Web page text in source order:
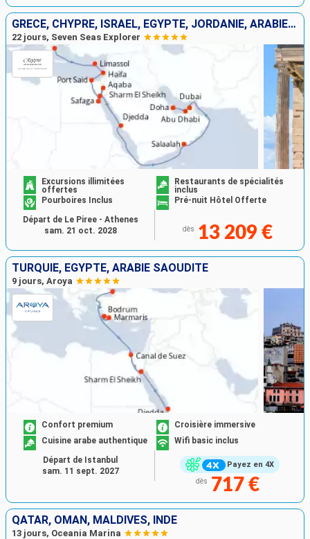
GRÈCE, CHYPRE, ISRAËL, EGYPTE, JORDANIE, ARABIE SAOUDITE, OMAN, EMIRATS ARABES UNIS, QATAR
22 jours, Seven Seas Explorer
Excursions illimitées
offertes
Restaurants de spécialités
inclus
Pourboires Inclus
Pré-nuit Hôtel Offerte
dès 13 209 €
Départ de Le Piree - Athenes
sam. 21 oct. 2028
TURQUIE, EGYPTE, ARABIE SAOUDITE
9 jours, Aroya
Payez en 4X
Confort premium
Croisière immersive
Cuisine arabe authentique
Wifi basic inclus
dès 717 €
Départ de Istanbul
sam. 11 sept. 2027
QATAR, OMAN, MALDIVES, INDE
13 jours, Oceania Marina